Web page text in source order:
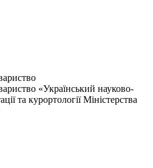
«Український науково-
та курортології Міністерства